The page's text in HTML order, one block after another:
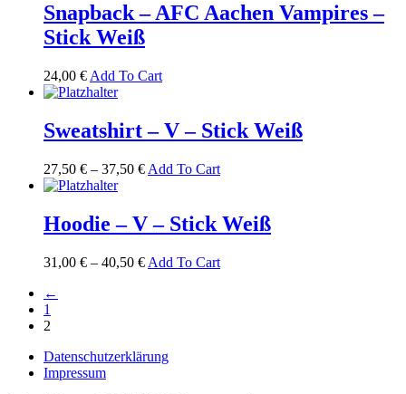
Snapback – AFC Aachen Vampires –
Stick Weiß
24,00 € Add To Cart
Sweatshirt – V – Stick Weiß
27,50 € – 37,50 € Add To Cart
Hoodie – V – Stick Weiß
31,00 € – 40,50 € Add To Cart
←
1
2
Datenschutzerklärung
Impressum